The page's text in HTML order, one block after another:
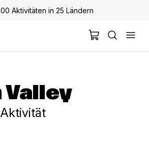
Aktivitäten in 25 Ländern
Valley